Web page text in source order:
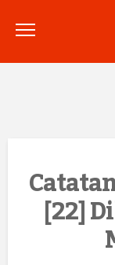
Politik
Konstitusi
[22]